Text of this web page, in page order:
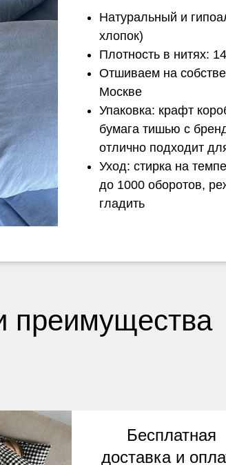
Натуральный и
хлопок)
Плотность в нитях:
Отшиваем на
Москве
Упаковка: крафт
бумага тишью с
отлично подходит
Уход: стирка на
до 1000 оборотов,
гладить
преимущества
Бесплатная
доставка и